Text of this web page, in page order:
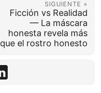
SIGUIENTE »
Ficción vs Realidad
— La máscara
honesta revela más
que el rostro honesto